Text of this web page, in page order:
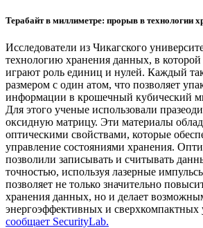
Терабайт в миллиметре: прорыв в технологии
Исследователи из Чикагского
технологию хранения данных, в
играют роль единиц и нулей. Каждый
размером с один атом, что позволяет
информации в крошечный кубический
Для этого ученые использовали
оксидную матрицу. Эти материалы
оптическими свойствами, которые
управление состояниями хранения.
позволили записывать и считывать
точностью, используя лазерные
позволяет не только значительно
хранения данных, но и делает
энергоэффективных и сверхкомпактных
сообщает SecurityLab.